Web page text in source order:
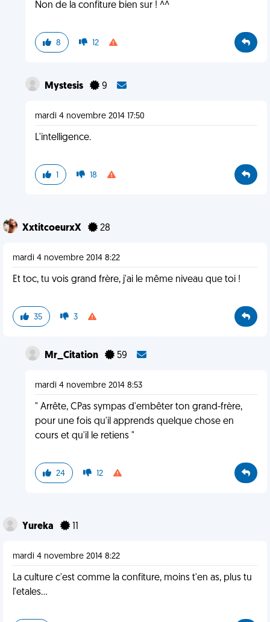
Non de la confiture bien sur ! ^^
8 12
Mystesis 9
mardi 4 novembre 2014 17:50
L'intelligence.
1 18
XxtitcoeurxX 28
mardi 4 novembre 2014 8:22
Et toc, tu vois grand frère, j'ai le même niveau que toi !
35 3
Mr_Citation 59
mardi 4 novembre 2014 8:53
" Arrête, CPas sympas d'embêter ton grand-frère,
pour une fois qu'il apprends quelque chose en
cours et qu'il le retiens "
24 12
Yureka
mardi 4 novembre 2014 8:22
La culture c'est comme la confiture, moins t'en as, plus tu
l'etales...